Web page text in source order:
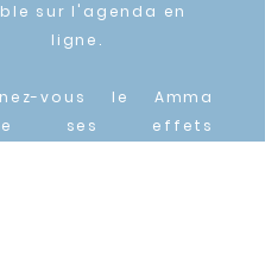
sur l'agenda en
ligne.
vous le Amma
ses effets